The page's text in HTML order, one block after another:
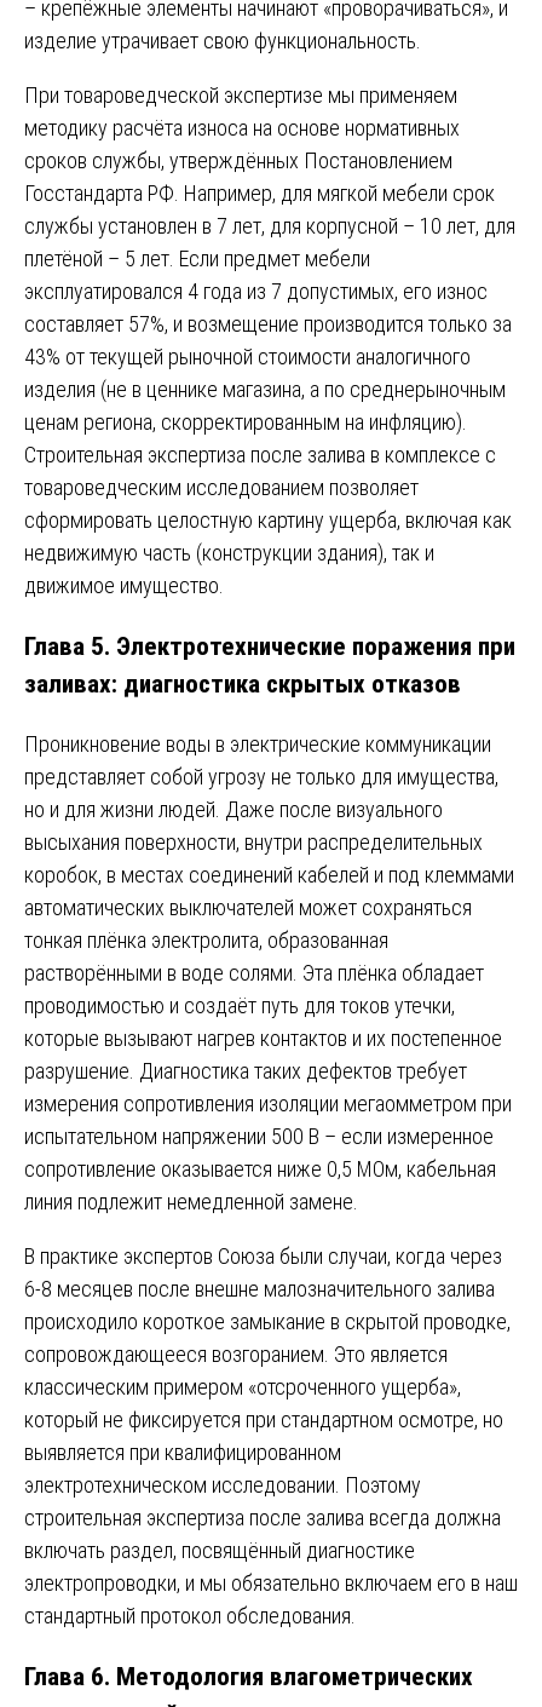
– крепёжные элементы начинают «проворачиваться», и
изделие утрачивает свою функциональность.
При товароведческой экспертизе мы применяем
методику расчёта износа на основе нормативных
сроков службы, утверждённых Постановлением
Госстандарта РФ. Например, для мягкой мебели срок
службы установлен в 7 лет, для корпусной – 10 лет, для
плетёной – 5 лет. Если предмет мебели
эксплуатировался 4 года из 7 допустимых, его износ
составляет 57%, и возмещение производится только за
43% от текущей рыночной стоимости аналогичного
изделия (не в ценнике магазина, а по среднерыночным
ценам региона, скорректированным на инфляцию).
Строительная экспертиза после залива в комплексе с
товароведческим исследованием позволяет
сформировать целостную картину ущерба, включая как
недвижимую часть (конструкции здания), так и
движимое имущество.
Глава 5. Электротехнические поражения при
заливах: диагностика скрытых отказов
Проникновение воды в электрические коммуникации
представляет собой угрозу не только для имущества,
но и для жизни людей. Даже после визуального
высыхания поверхности, внутри распределительных
коробок, в местах соединений кабелей и под клеммами
автоматических выключателей может сохраняться
тонкая плёнка электролита, образованная
растворёнными в воде солями. Эта плёнка обладает
проводимостью и создаёт путь для токов утечки,
которые вызывают нагрев контактов и их постепенное
разрушение. Диагностика таких дефектов требует
измерения сопротивления изоляции мегаомметром при
испытательном напряжении 500 В – если измеренное
сопротивление оказывается ниже 0,5 МОм, кабельная
линия подлежит немедленной замене.
В практике экспертов Союза были случаи, когда через
6-8 месяцев после внешне малозначительного залива
происходило короткое замыкание в скрытой проводке,
сопровождающееся возгоранием. Это является
классическим примером «отсроченного ущерба»,
который не фиксируется при стандартном осмотре, но
выявляется при квалифицированном
электротехническом исследовании. Поэтому
строительная экспертиза после залива всегда должна
включать раздел, посвящённый диагностике
электропроводки, и мы обязательно включаем его в наш
стандартный протокол обследования.
Глава 6. Методология влагометрических